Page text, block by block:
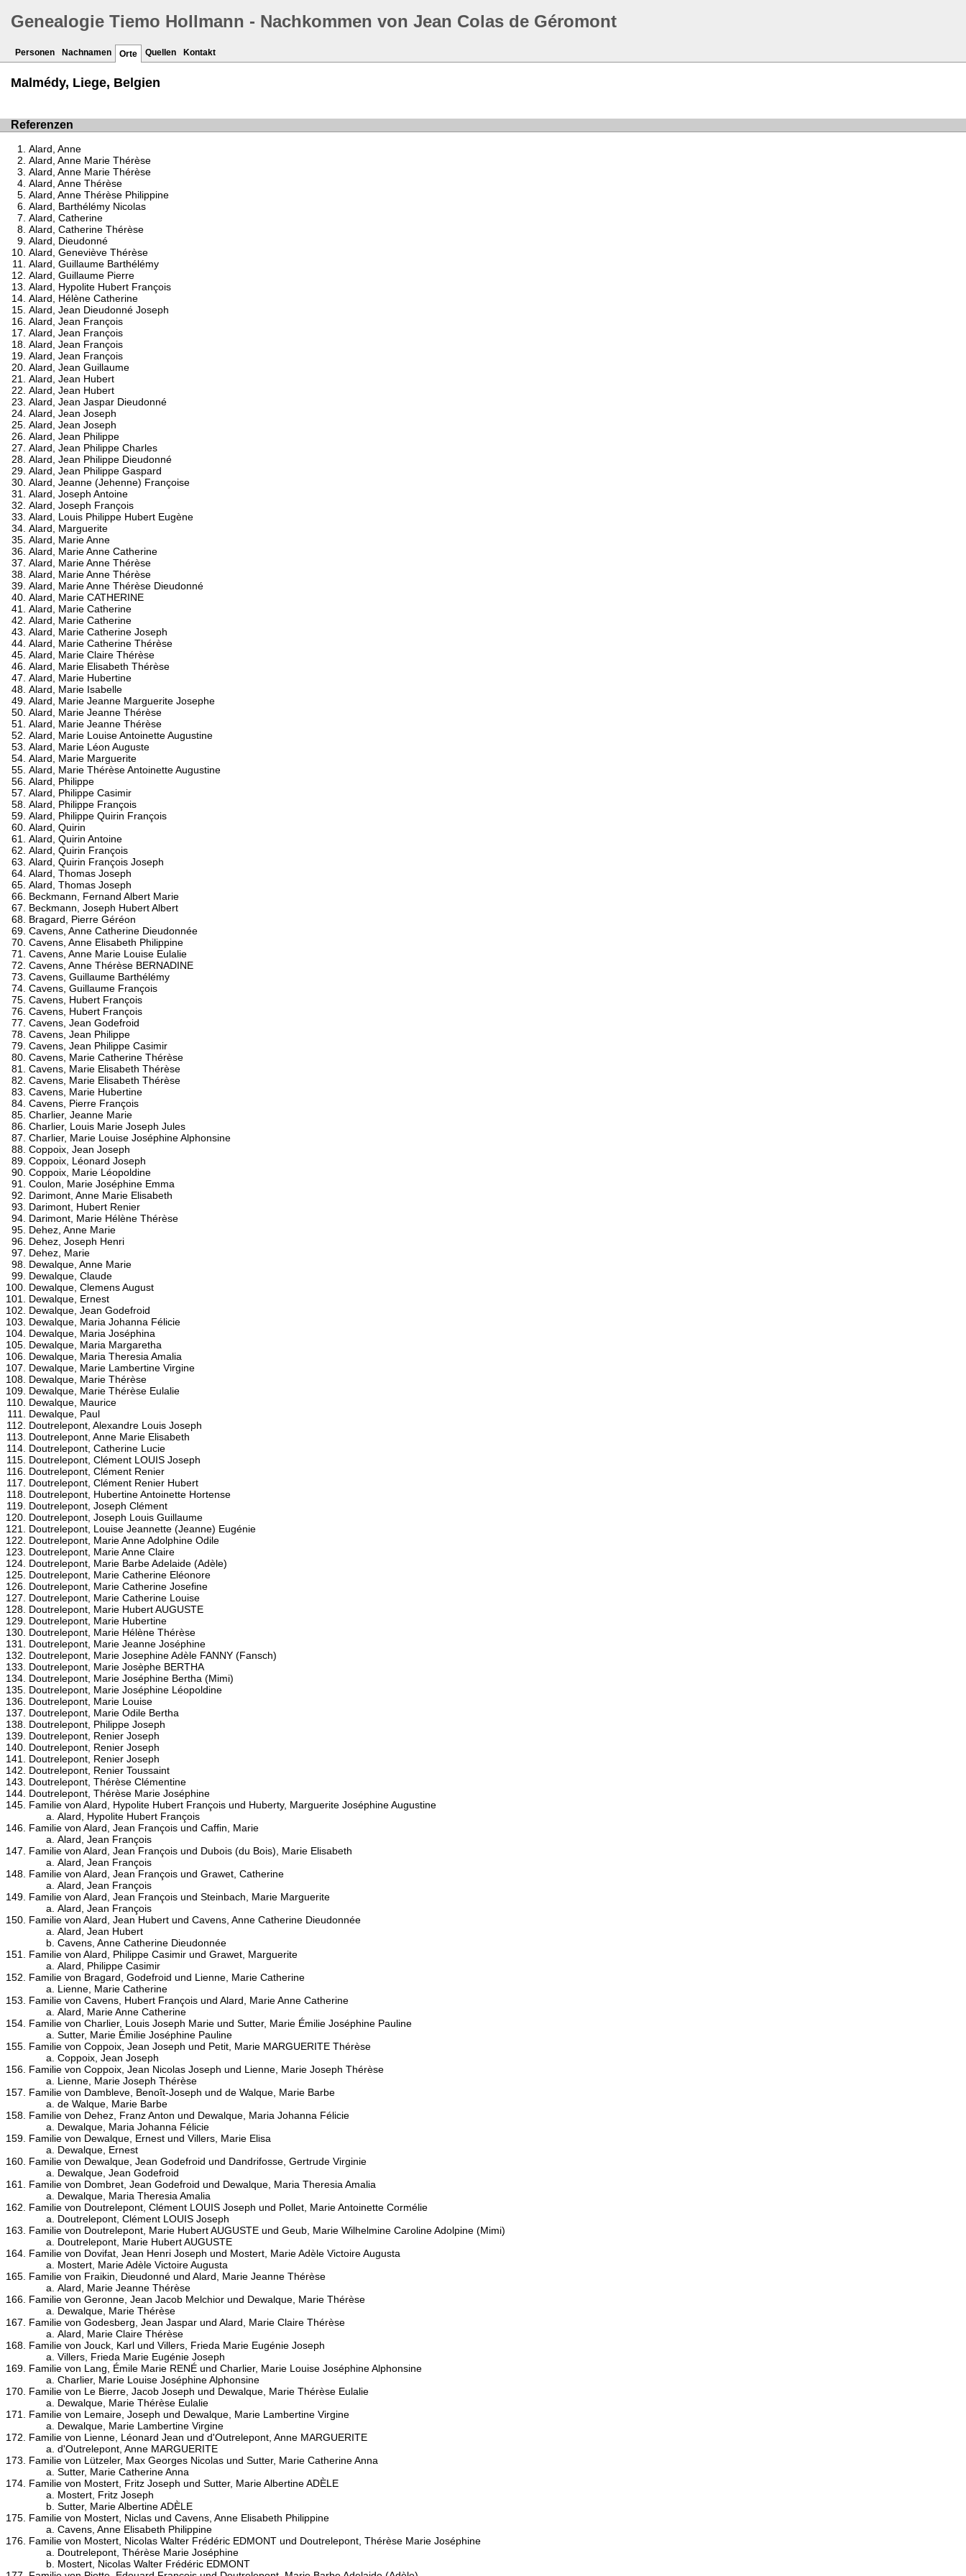
Genealogie Tiemo Hollmann - Nachkommen von Jean Colas de Géromont
Personen Nachnamen Orte Quellen Kontakt
Malmédy, Liege, Belgien
Referenzen
Alard, Anne
Alard, Anne Marie Thérèse
Alard, Anne Marie Thérèse
Alard, Anne Thérèse
Alard, Anne Thérèse Philippine
Alard, Barthélémy Nicolas
Alard, Catherine
Alard, Catherine Thérèse
Alard, Dieudonné
Alard, Geneviève Thérèse
Alard, Guillaume Barthélémy
Alard, Guillaume Pierre
Alard, Hypolite Hubert François
Alard, Hélène Catherine
Alard, Jean Dieudonné Joseph
Alard, Jean François
Alard, Jean François
Alard, Jean François
Alard, Jean François
Alard, Jean Guillaume
Alard, Jean Hubert
Alard, Jean Hubert
Alard, Jean Jaspar Dieudonné
Alard, Jean Joseph
Alard, Jean Joseph
Alard, Jean Philippe
Alard, Jean Philippe Charles
Alard, Jean Philippe Dieudonné
Alard, Jean Philippe Gaspard
Alard, Jeanne (Jehenne) Françoise
Alard, Joseph Antoine
Alard, Joseph François
Alard, Louis Philippe Hubert Eugène
Alard, Marguerite
Alard, Marie Anne
Alard, Marie Anne Catherine
Alard, Marie Anne Thérèse
Alard, Marie Anne Thérèse
Alard, Marie Anne Thérèse Dieudonné
Alard, Marie CATHERINE
Alard, Marie Catherine
Alard, Marie Catherine
Alard, Marie Catherine Joseph
Alard, Marie Catherine Thérèse
Alard, Marie Claire Thérèse
Alard, Marie Elisabeth Thérèse
Alard, Marie Hubertine
Alard, Marie Isabelle
Alard, Marie Jeanne Marguerite Josephe
Alard, Marie Jeanne Thérèse
Alard, Marie Jeanne Thérèse
Alard, Marie Louise Antoinette Augustine
Alard, Marie Léon Auguste
Alard, Marie Marguerite
Alard, Marie Thérèse Antoinette Augustine
Alard, Philippe
Alard, Philippe Casimir
Alard, Philippe François
Alard, Philippe Quirin François
Alard, Quirin
Alard, Quirin Antoine
Alard, Quirin François
Alard, Quirin François Joseph
Alard, Thomas Joseph
Alard, Thomas Joseph
Beckmann, Fernand Albert Marie
Beckmann, Joseph Hubert Albert
Bragard, Pierre Géréon
Cavens, Anne Catherine Dieudonnée
Cavens, Anne Elisabeth Philippine
Cavens, Anne Marie Louise Eulalie
Cavens, Anne Thérèse BERNADINE
Cavens, Guillaume Barthélémy
Cavens, Guillaume François
Cavens, Hubert François
Cavens, Hubert François
Cavens, Jean Godefroid
Cavens, Jean Philippe
Cavens, Jean Philippe Casimir
Cavens, Marie Catherine Thérèse
Cavens, Marie Elisabeth Thérèse
Cavens, Marie Elisabeth Thérèse
Cavens, Marie Hubertine
Cavens, Pierre François
Charlier, Jeanne Marie
Charlier, Louis Marie Joseph Jules
Charlier, Marie Louise Joséphine Alphonsine
Coppoix, Jean Joseph
Coppoix, Léonard Joseph
Coppoix, Marie Léopoldine
Coulon, Marie Joséphine Emma
Darimont, Anne Marie Elisabeth
Darimont, Hubert Renier
Darimont, Marie Hélène Thérèse
Dehez, Anne Marie
Dehez, Joseph Henri
Dehez, Marie
Dewalque, Anne Marie
Dewalque, Claude
Dewalque, Clemens August
Dewalque, Ernest
Dewalque, Jean Godefroid
Dewalque, Maria Johanna Félicie
Dewalque, Maria Joséphina
Dewalque, Maria Margaretha
Dewalque, Maria Theresia Amalia
Dewalque, Marie Lambertine Virgine
Dewalque, Marie Thérèse
Dewalque, Marie Thérèse Eulalie
Dewalque, Maurice
Dewalque, Paul
Doutrelepont, Alexandre Louis Joseph
Doutrelepont, Anne Marie Elisabeth
Doutrelepont, Catherine Lucie
Doutrelepont, Clément LOUIS Joseph
Doutrelepont, Clément Renier
Doutrelepont, Clément Renier Hubert
Doutrelepont, Hubertine Antoinette Hortense
Doutrelepont, Joseph Clément
Doutrelepont, Joseph Louis Guillaume
Doutrelepont, Louise Jeannette (Jeanne) Eugénie
Doutrelepont, Marie Anne Adolphine Odile
Doutrelepont, Marie Anne Claire
Doutrelepont, Marie Barbe Adelaide (Adèle)
Doutrelepont, Marie Catherine Eléonore
Doutrelepont, Marie Catherine Josefine
Doutrelepont, Marie Catherine Louise
Doutrelepont, Marie Hubert AUGUSTE
Doutrelepont, Marie Hubertine
Doutrelepont, Marie Hélène Thérèse
Doutrelepont, Marie Jeanne Joséphine
Doutrelepont, Marie Josephine Adèle FANNY (Fansch)
Doutrelepont, Marie Josèphe BERTHA
Doutrelepont, Marie Joséphine Bertha (Mimi)
Doutrelepont, Marie Joséphine Léopoldine
Doutrelepont, Marie Louise
Doutrelepont, Marie Odile Bertha
Doutrelepont, Philippe Joseph
Doutrelepont, Renier Joseph
Doutrelepont, Renier Joseph
Doutrelepont, Renier Joseph
Doutrelepont, Renier Toussaint
Doutrelepont, Thérèse Clémentine
Doutrelepont, Thérèse Marie Joséphine
Familie von Alard, Hypolite Hubert François und Huberty, Marguerite Joséphine Augustine
Alard, Hypolite Hubert François
Familie von Alard, Jean François und Caffin, Marie
Alard, Jean François
Familie von Alard, Jean François und Dubois (du Bois), Marie Elisabeth
Alard, Jean François
Familie von Alard, Jean François und Grawet, Catherine
Alard, Jean François
Familie von Alard, Jean François und Steinbach, Marie Marguerite
Alard, Jean François
Familie von Alard, Jean Hubert und Cavens, Anne Catherine Dieudonnée
Alard, Jean Hubert
Cavens, Anne Catherine Dieudonnée
Familie von Alard, Philippe Casimir und Grawet, Marguerite
Alard, Philippe Casimir
Familie von Bragard, Godefroid und Lienne, Marie Catherine
Lienne, Marie Catherine
Familie von Cavens, Hubert François und Alard, Marie Anne Catherine
Alard, Marie Anne Catherine
Familie von Charlier, Louis Joseph Marie und Sutter, Marie Émilie Joséphine Pauline
Sutter, Marie Émilie Joséphine Pauline
Familie von Coppoix, Jean Joseph und Petit, Marie MARGUERITE Thérèse
Coppoix, Jean Joseph
Familie von Coppoix, Jean Nicolas Joseph und Lienne, Marie Joseph Thérèse
Lienne, Marie Joseph Thérèse
Familie von Dambleve, Benoît-Joseph und de Walque, Marie Barbe
de Walque, Marie Barbe
Familie von Dehez, Franz Anton und Dewalque, Maria Johanna Félicie
Dewalque, Maria Johanna Félicie
Familie von Dewalque, Ernest und Villers, Marie Elisa
Dewalque, Ernest
Familie von Dewalque, Jean Godefroid und Dandrifosse, Gertrude Virginie
Dewalque, Jean Godefroid
Familie von Dombret, Jean Godefroid und Dewalque, Maria Theresia Amalia
Dewalque, Maria Theresia Amalia
Familie von Doutrelepont, Clément LOUIS Joseph und Pollet, Marie Antoinette Cormélie
Doutrelepont, Clément LOUIS Joseph
Familie von Doutrelepont, Marie Hubert AUGUSTE und Geub, Marie Wilhelmine Caroline Adolpine (Mimi)
Doutrelepont, Marie Hubert AUGUSTE
Familie von Dovifat, Jean Henri Joseph und Mostert, Marie Adèle Victoire Augusta
Mostert, Marie Adèle Victoire Augusta
Familie von Fraikin, Dieudonné und Alard, Marie Jeanne Thérèse
Alard, Marie Jeanne Thérèse
Familie von Geronne, Jean Jacob Melchior und Dewalque, Marie Thérèse
Dewalque, Marie Thérèse
Familie von Godesberg, Jean Jaspar und Alard, Marie Claire Thérèse
Alard, Marie Claire Thérèse
Familie von Jouck, Karl und Villers, Frieda Marie Eugénie Joseph
Villers, Frieda Marie Eugénie Joseph
Familie von Lang, Émile Marie RENÉ und Charlier, Marie Louise Joséphine Alphonsine
Charlier, Marie Louise Joséphine Alphonsine
Familie von Le Bierre, Jacob Joseph und Dewalque, Marie Thérèse Eulalie
Dewalque, Marie Thérèse Eulalie
Familie von Lemaire, Joseph und Dewalque, Marie Lambertine Virgine
Dewalque, Marie Lambertine Virgine
Familie von Lienne, Léonard Jean und d'Outrelepont, Anne MARGUERITE
d'Outrelepont, Anne MARGUERITE
Familie von Lützeler, Max Georges Nicolas und Sutter, Marie Catherine Anna
Sutter, Marie Catherine Anna
Familie von Mostert, Fritz Joseph und Sutter, Marie Albertine ADÈLE
Mostert, Fritz Joseph
Sutter, Marie Albertine ADÈLE
Familie von Mostert, Niclas und Cavens, Anne Elisabeth Philippine
Cavens, Anne Elisabeth Philippine
Familie von Mostert, Nicolas Walter Frédéric EDMONT und Doutrelepont, Thérèse Marie Joséphine
Doutrelepont, Thérèse Marie Joséphine
Mostert, Nicolas Walter Frédéric EDMONT